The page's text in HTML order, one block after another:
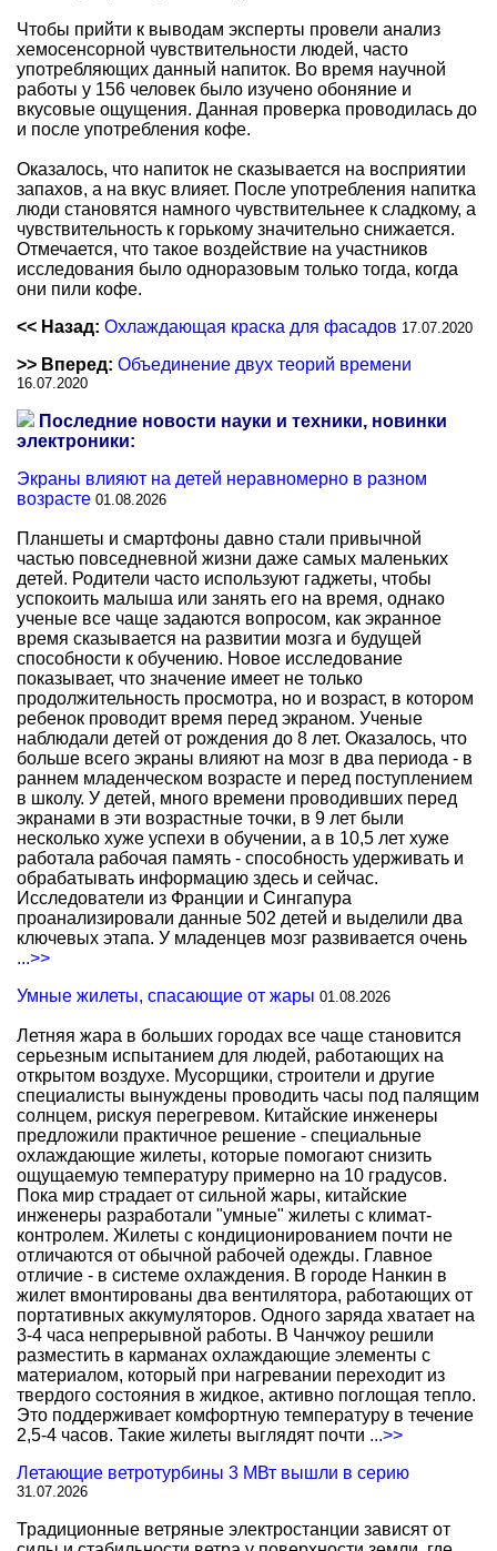
Чтобы прийти к выводам эксперты провели анализ
хемосенсорной чувствительности людей, часто
употребляющих данный напиток. Во время научной
работы у 156 человек было изучено обоняние и
вкусовые ощущения. Данная проверка проводилась до
и после употребления кофе.
Оказалось, что напиток не сказывается на восприятии
запахов, а на вкус влияет. После употребления напитка
люди становятся намного чувствительнее к сладкому, а
чувствительность к горькому значительно снижается.
Отмечается, что такое воздействие на участников
исследования было одноразовым только тогда, когда
они пили кофе.
<< Назад: Охлаждающая краска для фасадов 17.07.2020
>> Вперед: Объединение двух теорий времени
16.07.2020
Последние новости науки и техники, новинки
электроники:
Экраны влияют на детей неравномерно в разном
возрасте 01.08.2026
Планшеты и смартфоны давно стали привычной
частью повседневной жизни даже самых маленьких
детей. Родители часто используют гаджеты, чтобы
успокоить малыша или занять его на время, однако
ученые все чаще задаются вопросом, как экранное
время сказывается на развитии мозга и будущей
способности к обучению. Новое исследование
показывает, что значение имеет не только
продолжительность просмотра, но и возраст, в котором
ребенок проводит время перед экраном. Ученые
наблюдали детей от рождения до 8 лет. Оказалось, что
больше всего экраны влияют на мозг в два периода - в
раннем младенческом возрасте и перед поступлением
в школу. У детей, много времени проводивших перед
экранами в эти возрастные точки, в 9 лет были
несколько хуже успехи в обучении, а в 10,5 лет хуже
работала рабочая память - способность удерживать и
обрабатывать информацию здесь и сейчас.
Исследователи из Франции и Сингапура
проанализировали данные 502 детей и выделили два
ключевых этапа. У младенцев мозг развивается очень
...>>
Умные жилеты, спасающие от жары 01.08.2026
Летняя жара в больших городах все чаще становится
серьезным испытанием для людей, работающих на
открытом воздухе. Мусорщики, строители и другие
специалисты вынуждены проводить часы под палящим
солнцем, рискуя перегревом. Китайские инженеры
предложили практичное решение - специальные
охлаждающие жилеты, которые помогают снизить
ощущаемую температуру примерно на 10 градусов.
Пока мир страдает от сильной жары, китайские
инженеры разработали "умные" жилеты с климат-
контролем. Жилеты с кондиционированием почти не
отличаются от обычной рабочей одежды. Главное
отличие - в системе охлаждения. В городе Нанкин в
жилет вмонтированы два вентилятора, работающих от
портативных аккумуляторов. Одного заряда хватает на
3-4 часа непрерывной работы. В Чанчжоу решили
разместить в карманах охлаждающие элементы с
материалом, который при нагревании переходит из
твердого состояния в жидкое, активно поглощая тепло.
Это поддерживает комфортную температуру в течение
2,5-4 часов. Такие жилеты выглядят почти ...>>
Летающие ветротурбины 3 МВт вышли в серию
31.07.2026
Традиционные ветряные электростанции зависят от